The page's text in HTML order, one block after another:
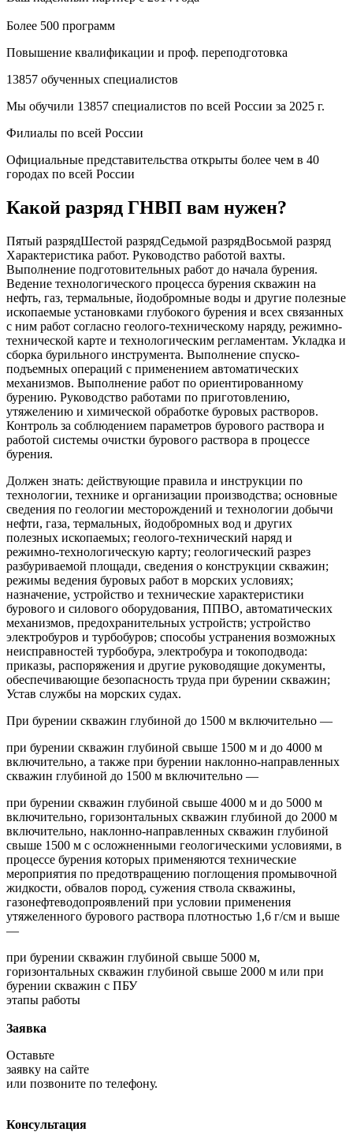
Более 500 программ
Повышение квалификации и проф. переподготовка
13857 обученных специалистов
Мы обучили 13857 специалистов по всей России за 2025 г.
Филиалы по всей России
Официальные представительства открыты более чем в 40
городах по всей России
Какой разряд ГНВП вам нужен?
Пятый разрядШестой разрядСедьмой разрядВосьмой разряд
Характеристика работ. Руководство работой вахты.
Выполнение подготовительных работ до начала бурения.
Ведение технологического процесса бурения скважин на
нефть, газ, термальные, йодобромные воды и другие полезные
ископаемые установками глубокого бурения и всех связанных
с ним работ согласно геолого-техническому наряду, режимно-
технической карте и технологическим регламентам. Укладка и
сборка бурильного инструмента. Выполнение спуско-
подъемных операций с применением автоматических
механизмов. Выполнение работ по ориентированному
бурению. Руководство работами по приготовлению,
утяжелению и химической обработке буровых растворов.
Контроль за соблюдением параметров бурового раствора и
работой системы очистки бурового раствора в процессе
бурения.
Должен знать: действующие правила и инструкции по
технологии, технике и организации производства; основные
сведения по геологии месторождений и технологии добычи
нефти, газа, термальных, йодобромных вод и других
полезных ископаемых; геолого-технический наряд и
режимно-технологическую карту; геологический разрез
разбуриваемой площади, сведения о конструкции скважин;
режимы ведения буровых работ в морских условиях;
назначение, устройство и технические характеристики
бурового и силового оборудования, ППВО, автоматических
механизмов, предохранительных устройств; устройство
электробуров и турбобуров; способы устранения возможных
неисправностей турбобура, электробура и токоподвода:
приказы, распоряжения и другие руководящие документы,
обеспечивающие безопасность труда при бурении скважин;
Устав службы на морских судах.
При бурении скважин глубиной до 1500 м включительно —
при бурении скважин глубиной свыше 1500 м и до 4000 м
включительно, а также при бурении наклонно-направленных
скважин глубиной до 1500 м включительно —
при бурении скважин глубиной свыше 4000 м и до 5000 м
включительно, горизонтальных скважин глубиной до 2000 м
включительно, наклонно-направленных скважин глубиной
свыше 1500 м с осложненными геологическими условиями, в
процессе бурения которых применяются технические
мероприятия по предотвращению поглощения промывочной
жидкости, обвалов пород, сужения ствола скважины,
газонефтеводопроявлений при условии применения
утяжеленного бурового раствора плотностью 1,6 г/см и выше
—
при бурении скважин глубиной свыше 5000 м,
горизонтальных скважин глубиной свыше 2000 м или при
бурении скважин с ПБУ
этапы работы
Заявка
Оставьте
заявку на сайте
или позвоните по телефону.
Консультация